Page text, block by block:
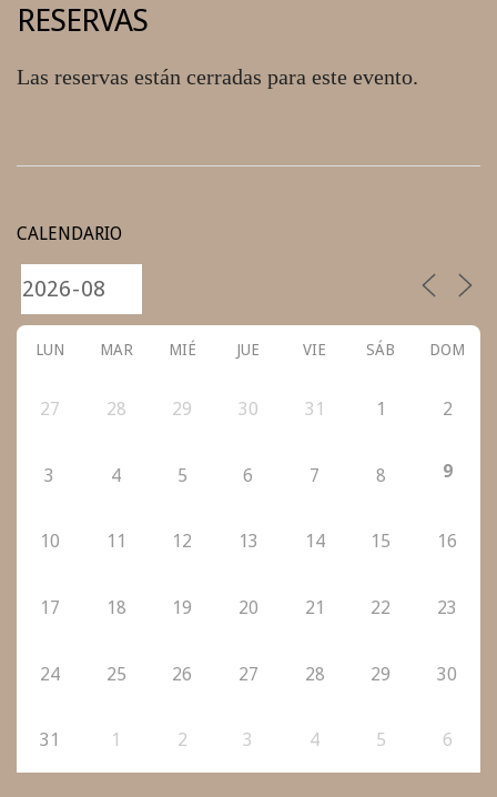
RESERVAS
Las reservas están cerradas para este evento.
12
CALENDARIO
LUN MAR MIÉ JUE VIE SÁB DOM
27 28 29 30 31 1 2
3 4 5 6 7 8 9
10 11 12 13 14 15 16
17 18 19 20 21 22 23
24 25 26 27 28 29 30
31 1 2 3 4 5 6